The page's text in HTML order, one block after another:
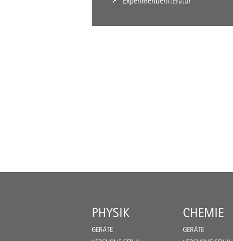
PHYSIK
GERÄTE
CHEMIE
GERÄTE